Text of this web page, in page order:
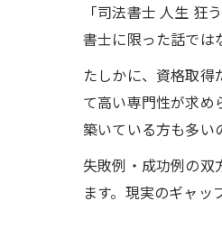
「司法書士 人生
書士に限った話では
たしかに、資格取
て高い専門性が求め
築いている方も多い
失敗例・成功例の双
ます。現実のギャッ